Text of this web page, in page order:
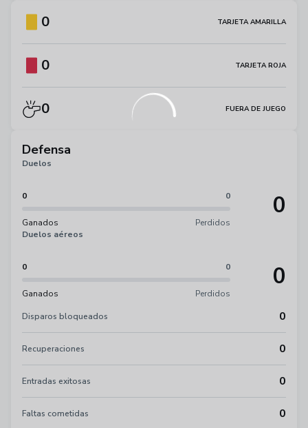
0 TARJETA AMARILLA
0 TARJETA ROJA
0 FUERA DE JUEGO
Defensa
Duelos
0 0
Ganados Perdidos
0
Duelos aéreos
0 0
Ganados Perdidos
0
Disparos bloqueados 0
Recuperaciones 0
Entradas exitosas 0
Faltas cometidas 0